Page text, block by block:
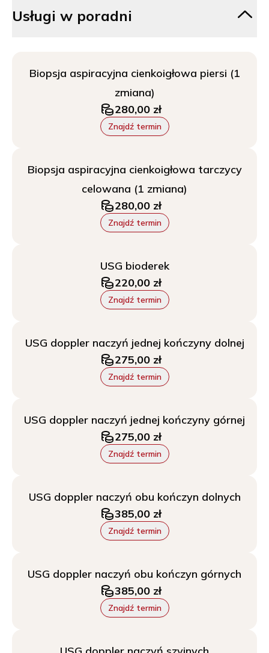
Usługi w poradni
Biopsja aspiracyjna cienkoigłowa piersi (1
zmiana)
280,00 zł
Znajdź termin
Biopsja aspiracyjna cienkoigłowa tarczycy
celowana (1 zmiana)
280,00 zł
Znajdź termin
USG bioderek
220,00 zł
Znajdź termin
USG doppler naczyń jednej kończyny dolnej
275,00 zł
Znajdź termin
USG doppler naczyń jednej kończyny górnej
275,00 zł
Znajdź termin
USG doppler naczyń obu kończyn dolnych
385,00 zł
Znajdź termin
USG doppler naczyń obu kończyn górnych
385,00 zł
Znajdź termin